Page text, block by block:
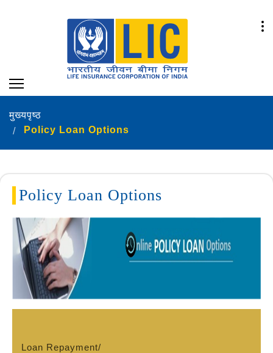
मुख्यपृष्ठ
Policy Loan Options
Policy Loan Options
Loan Repayment/